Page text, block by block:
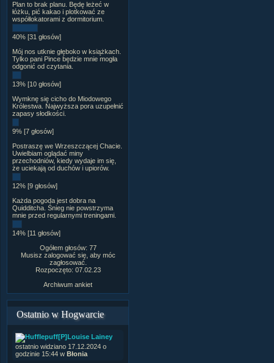
Plan to brak planu. Będę leżeć w
łóżku, pić kakao i plotkować ze
współlokatorami z dormitorium.
40% [31 głosów]
Mój nos utknie głęboko w książkach.
Tylko pani Pince będzie mnie mogła
odgonić od czytania.
13% [10 głosów]
Wymknę się cicho do Miodowego
Królestwa. Najwyższa pora uzupełnić
zapasy słodkości.
9% [7 głosów]
Postraszę we Wrzeszczącej Chacie.
Uwielbiam oglądać miny
przechodniów, kiedy wydaje im się,
że uciekają od duchów i upiorów.
12% [9 głosów]
Każda pogoda jest dobra na
Quidditcha. Śnieg nie powstrzyma
mnie przed regularnymi treningami.
14% [11 głosów]
Ogółem głosów: 77
Musisz zalogować się, aby móc
zagłosować.
Rozpoczęto: 07.02.23
Archiwum ankiet
Ostatnio w Hogwarcie
[P]Louise Lainey
ostatnio widziano 17.12.2024 o
godzinie 15:44 w Błonia